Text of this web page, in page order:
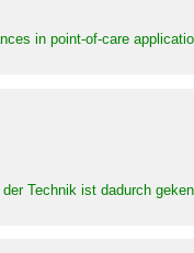
in point-of-care
Technik ist dadurch